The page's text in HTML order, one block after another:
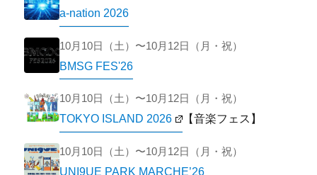
a-nation 2026
10月10日（土）〜10月12日（月・祝）
BMSG FES'26
10月10日（土）〜10月12日（月・祝）
TOKYO ISLAND 2026 【音楽フェス】
10月10日（土）〜10月12日（月・祝）
UNI9UE PARK MARCHE’26